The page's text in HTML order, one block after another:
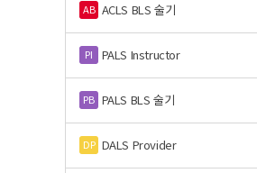
AB ACLS BLS 술기
PI PALS Instructor
PB PALS BLS 술기
DP DALS Provider